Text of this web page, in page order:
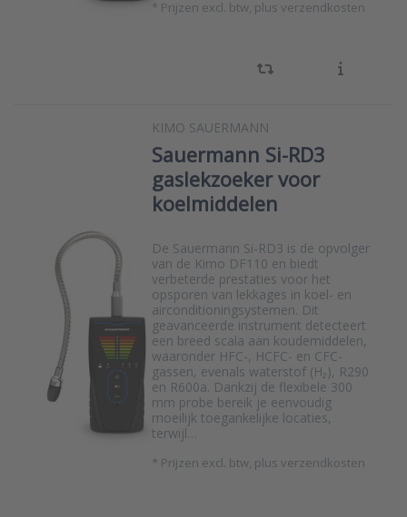
* Prijzen excl. btw, plus verzendkosten
KIMO SAUERMANN
Sauermann Si-RD3
gaslekzoeker voor
koelmiddelen
De Sauermann Si-RD3 is de opvolger
van de Kimo DF110 en biedt
verbeterde prestaties voor het
opsporen van lekkages in koel- en
airconditioningsystemen. Dit
geavanceerde instrument detecteert
een breed scala aan koudemiddelen,
waaronder HFC-, HCFC- en CFC-
gassen, evenals waterstof (H₂), R290
en R600a. Dankzij de flexibele 300
mm probe bereik je eenvoudig
moeilijk toegankelijke locaties,
terwijl…
* Prijzen excl. btw, plus verzendkosten